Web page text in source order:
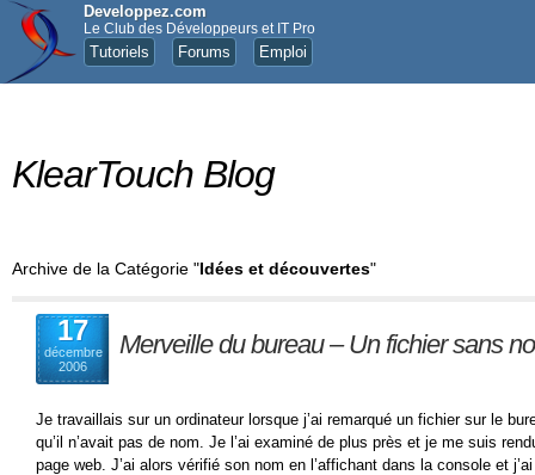
Developpez.com
Le Club des Développeurs et IT Pro
Tutoriels Forums Emploi
KlearTouch Blog
Archive de la Catégorie "Idées et découvertes"
17
décembre
2006
Merveille du bureau – Un fichier sans
Je travaillais sur un ordinateur lorsque j’ai remarqué un fichier sur le
qu’il n’avait pas de nom. Je l’ai examiné de plus près et je me suis
page web. J’ai alors vérifié son nom en l’affichant dans la console et